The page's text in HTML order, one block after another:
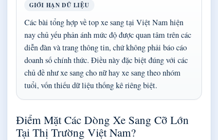
GIỚI HẠN DỮ LIỆU
Các bài tổng hợp về top xe sang tại Việt Nam hiện
nay chủ yếu phản ánh mức độ được quan tâm trên các
diễn đàn và trang thông tin, chứ không phải báo cáo
doanh số chính thức. Điều này đặc biệt đúng với các
chủ đề như xe sang cho nữ hay xe sang theo nhóm
tuổi, vốn thiếu dữ liệu thống kê riêng biệt.
Điểm Mặt Các Dòng Xe Sang Cỡ Lớn
Tại Thị Trường Việt Nam?